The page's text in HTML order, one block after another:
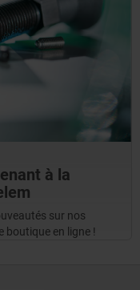
à la
sur nos
boutique en ligne !